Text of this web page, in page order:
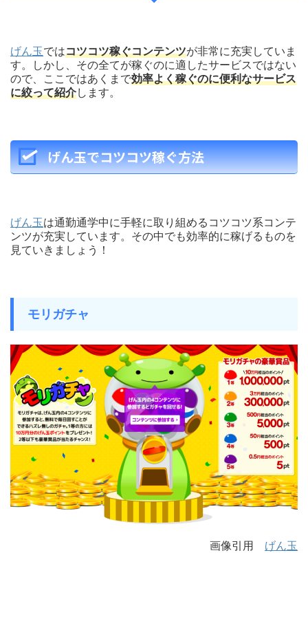
げん玉ではコツコツ稼ぐコンテンツが非常に充実していま
す。しかし、その全てが稼ぐのに適したサービスではない
ので、ここではあくまで効率よく稼ぐのに便利なサービス
に絞って紹介します。
げん玉でコツコツ稼ぐ方法
げん玉は通勤通学中に手軽に取り組めるコツコツ系コンテ
ンツが充実しています。その中でも効率的に稼げるものを
見ていきましょう！
モリガチャ
画像引用 げん玉